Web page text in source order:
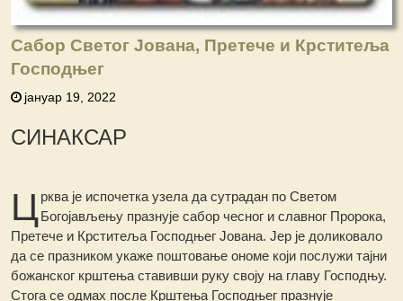
Сабор Светог Јована, Претече и Крститеља
Господњег
јануар 19, 2022
СИНАКСАР
Црква је испочетка узела да сутрадан пo Светом
Богојављењу празнује сабор чесног и славног Пророка,
Претече и Крститеља Господњег Јована. Јер је доликовало
да се празником укаже поштовање ономе који послужи тајни
божанског крштења ставивши руку своју на главу Господњу.
Стога се одмах после Крштења Господњег празнује